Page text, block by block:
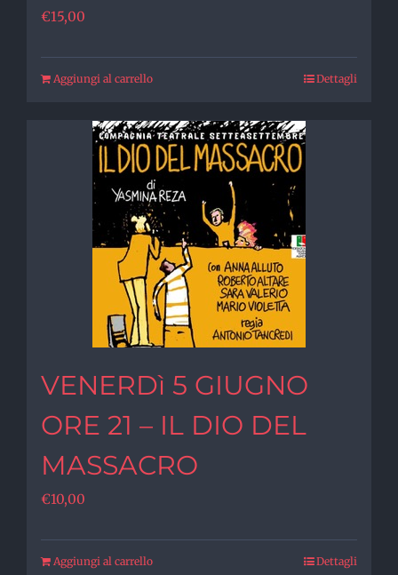
€15,00
Aggiungi al carrello Dettagli
VENERDì 5 GIUGNO
ORE 21 – IL DIO DEL
MASSACRO
€10,00
Aggiungi al carrello Dettagli